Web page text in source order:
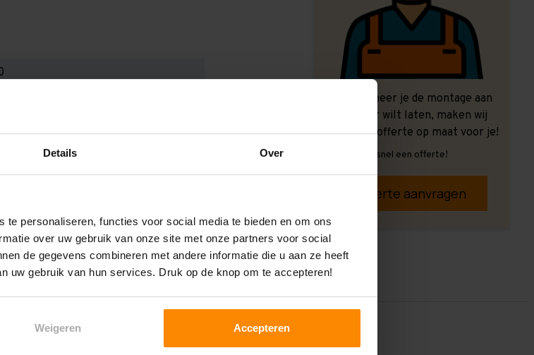
Details Over
te personaliseren, functies voor social media te bieden en om ons
over uw gebruik van onze site met onze partners voor social
de gegevens combineren met andere informatie die u aan ze heeft
uw gebruik van hun services. Druk op de knop om te accepteren!
Weigeren Accepteren
Ook wanneer je de montage aan
ons over wilt laten, maken wij
graag een offerte op maat voor je!
Vrijblijvend, snel een offerte!
Offerte aanvragen